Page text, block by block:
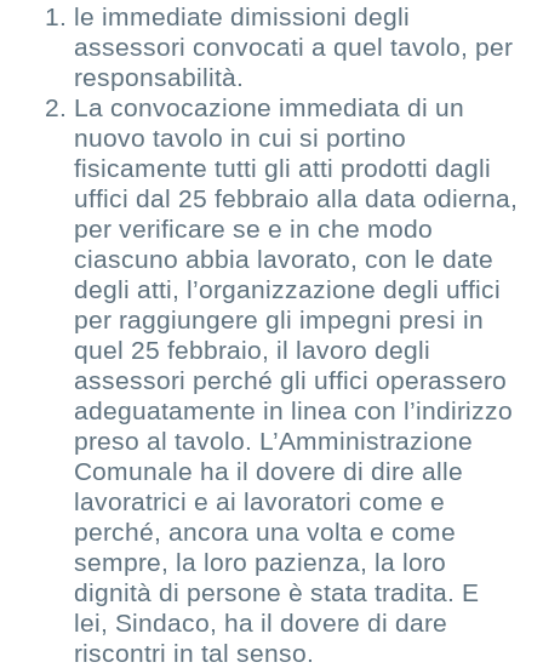
le immediate dimissioni degli
assessori convocati a quel tavolo, per
responsabilità.
La convocazione immediata di un
nuovo tavolo in cui si portino
fisicamente tutti gli atti prodotti dagli
uffici dal 25 febbraio alla data odierna,
per verificare se e in che modo
ciascuno abbia lavorato, con le date
degli atti, l’organizzazione degli uffici
per raggiungere gli impegni presi in
quel 25 febbraio, il lavoro degli
assessori perché gli uffici operassero
adeguatamente in linea con l’indirizzo
preso al tavolo. L’Amministrazione
Comunale ha il dovere di dire alle
lavoratrici e ai lavoratori come e
perché, ancora una volta e come
sempre, la loro pazienza, la loro
dignità di persone è stata tradita. E
lei, Sindaco, ha il dovere di dare
riscontri in tal senso.